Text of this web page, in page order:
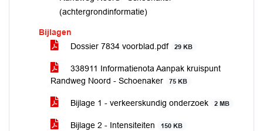
(achtergrondinformatie)
Bijlagen
Dossier 7834 voorblad.pdf
29 KB
338911 Informatienota Aanpak kruispunt
Randweg Noord - Schoenaker
75 KB
Bijlage 1 - verkeerskundig onderzoek 2 MB
Bijlage 2 - Intensiteiten 150 KB